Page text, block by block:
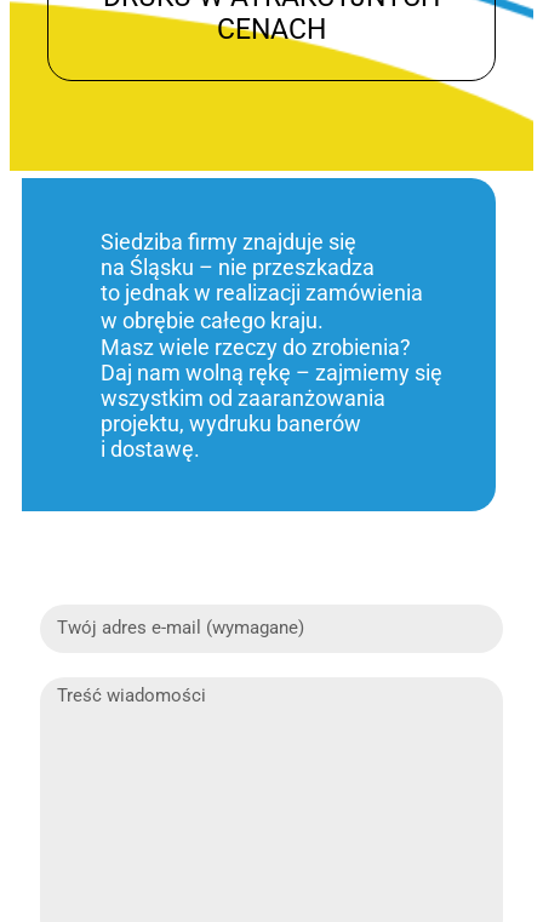
CENACH
Siedziba firmy znajduje się
na Śląsku – nie przeszkadza
to jednak w realizacji zamówienia
w obrębie całego kraju.
Masz wiele rzeczy do zrobienia?
Daj nam wolną rękę – zajmiemy się
wszystkim od zaaranżowania
projektu, wydruku banerów
i dostawę.